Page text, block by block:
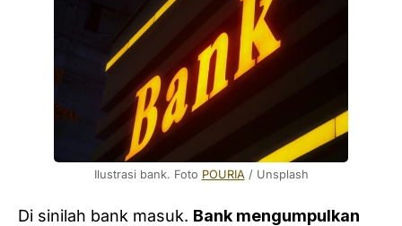
Ilustrasi bank. Foto POURIA / Unsplash
Di sinilah bank masuk. Bank mengumpulkan